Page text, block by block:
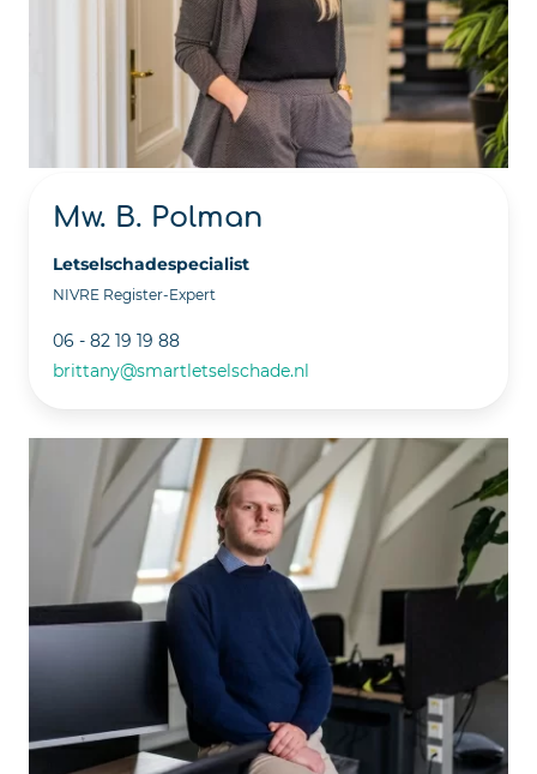
Mw. B. Polman
Letselschadespecialist
NIVRE Register-Expert
06 - 82 19 19 88
brittany@smartletselschade.nl